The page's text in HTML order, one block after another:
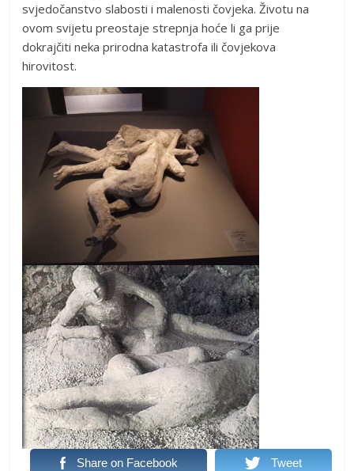
svjedočanstvo slabosti i malenosti čovjeka. Životu na
ovom svijetu preostaje strepnja hoće li ga prije
dokrajčiti neka prirodna katastrofa ili čovjekova
hirovitost.
Share on Facebook Tweet